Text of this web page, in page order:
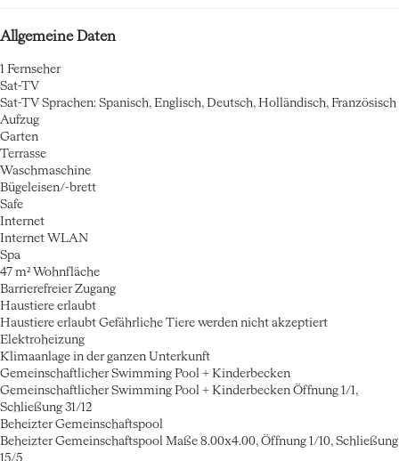
Allgemeine Daten
1 Fernseher
Sat-TV
Sat-TV Sprachen: Spanisch, Englisch, Deutsch, Holländisch, Französisch
Aufzug
Garten
Terrasse
Waschmaschine
Bügeleisen/-brett
Safe
Internet
Internet WLAN
Spa
47 m² Wohnfläche
Barrierefreier Zugang
Haustiere erlaubt
Haustiere erlaubt Gefährliche Tiere werden nicht akzeptiert
Elektroheizung
Klimaanlage in der ganzen Unterkunft
Gemeinschaftlicher Swimming Pool + Kinderbecken
Gemeinschaftlicher Swimming Pool + Kinderbecken Öffnung 1/1,
Schließung 31/12
Beheizter Gemeinschaftspool
Beheizter Gemeinschaftspool Maße 8.00x4.00, Öffnung 1/10, Schließung
15/5